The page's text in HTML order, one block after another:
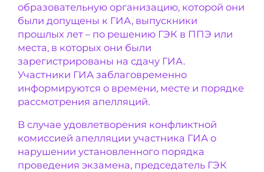
образовательную организацию, которой они
были допущены к ГИА, выпускники
прошлых лет – по решению ГЭК в ППЭ или
места, в которых они были
зарегистрированы на сдачу ГИА.
Участники ГИА заблаговременно
информируются о времени, месте и порядке
рассмотрения апелляций.
В случае удовлетворения конфликтной
комиссией апелляции участника ГИА о
нарушении установленного порядка
проведения экзамена, председатель ГЭК